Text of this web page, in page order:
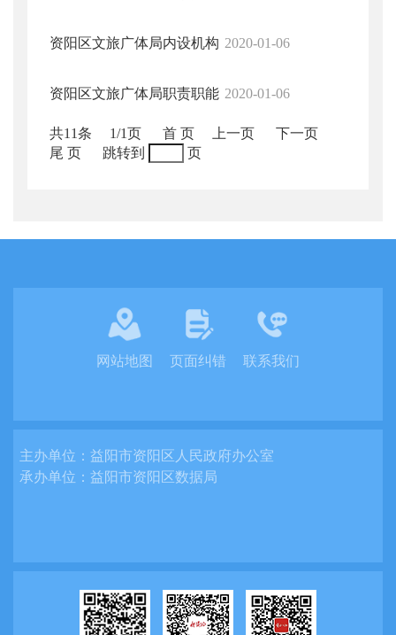
资阳区文旅广体局内设机构 2020-01-06
资阳区文旅广体局职责职能 2020-01-06
共11条 1/1页 首 页 上一页
下一页
尾 页
跳转到 页
网站地图 页面纠错 联系我们
主办单位： 益阳市资阳区人民政府办公室
承办单位： 益阳市资阳区数据局